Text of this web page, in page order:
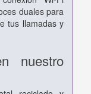
duales para
tus llamadas y
nuestro